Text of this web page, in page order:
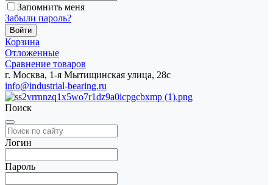
Запомнить меня
Забыли пароль?
Корзина
Отложенные
Сравнение товаров
г. Москва, 1-я Мытищинская улица, 28с
info@industrial-bearing.ru
Поиск
Логин
Пароль